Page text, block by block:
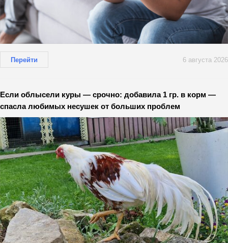
Перейти 6 августа 2026
Если облысели куры — срочно: добавила 1 гр. в корм —
спасла любимых несушек от больших проблем